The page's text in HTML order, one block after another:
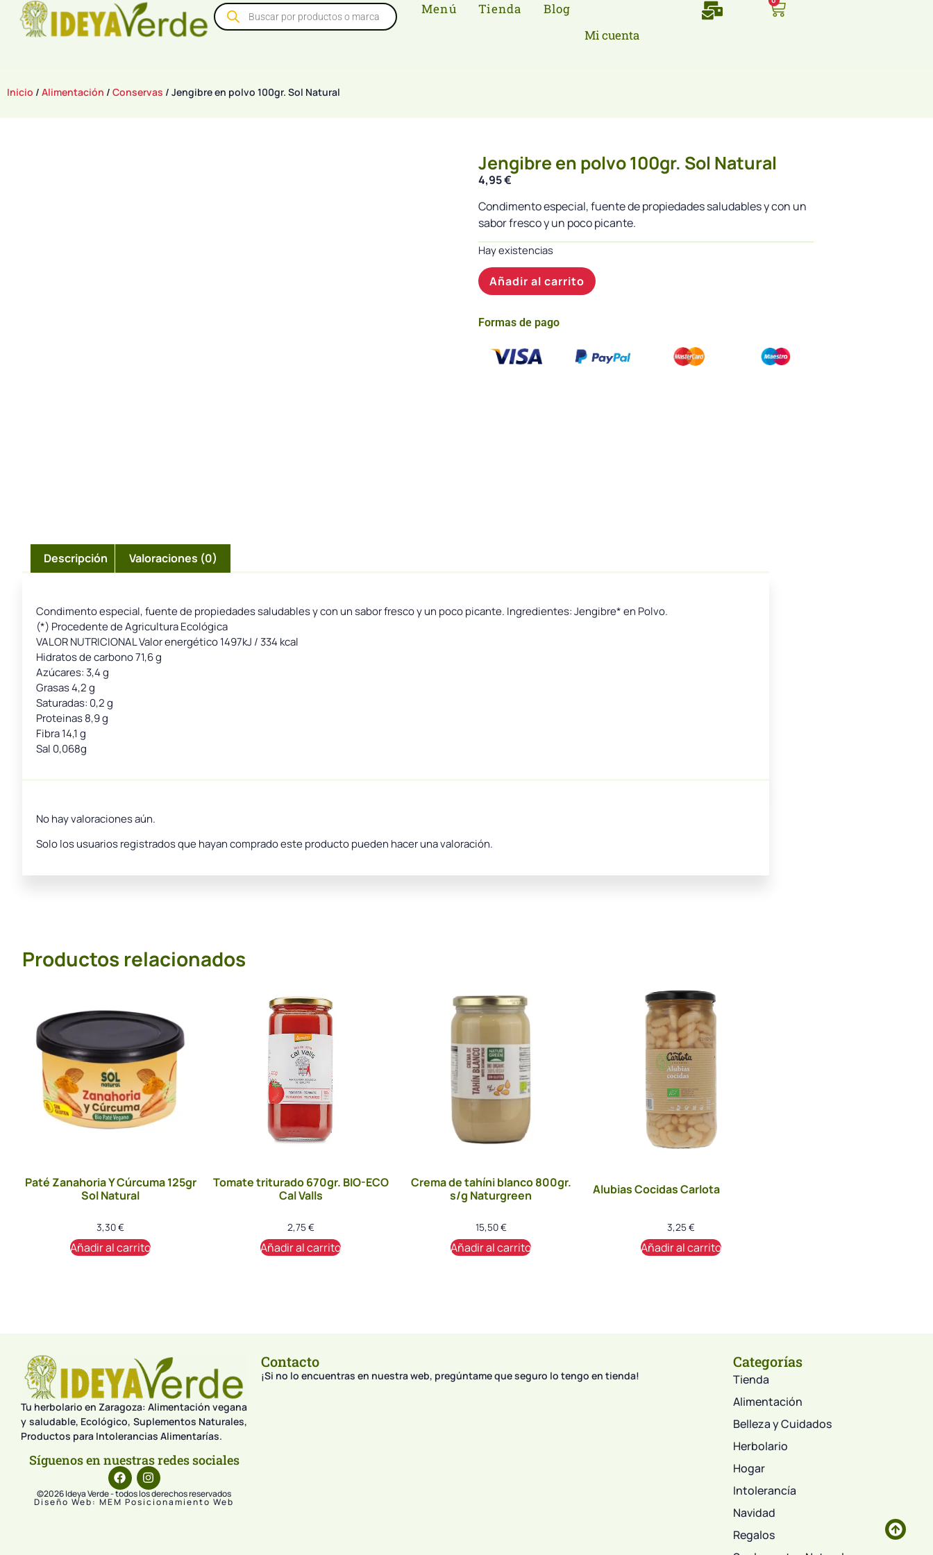
Menú Tienda
Blog
Mi cuenta
Inicio / Alimentación / Conservas / Jengibre en polvo 100gr. Sol Natural
Jengibre en polvo 100gr. Sol Natural
4,95€
Condimento especial, fuente de propiedades saludables y con un
sabor fresco y un poco picante.
Hay existencias
Añadir al carrito
Formas de pago
Descripción Valoraciones (0)
Condimento especial, fuente de propiedades saludables y con un sabor fresco y un poco picante. Ingredientes: Jengibre* en Polvo.
(*) Procedente de Agricultura Ecológica
VALOR NUTRICIONAL Valor energético 1497kJ / 334 kcal
Hidratos de carbono 71,6 g
Azúcares: 3,4 g
Grasas 4,2 g
Saturadas: 0,2 g
Proteinas 8,9 g
Fibra 14,1 g
Sal 0,068g
No hay valoraciones aún.
Solo los usuarios registrados que hayan comprado este producto pueden hacer una valoración.
Productos relacionados
Paté Zanahoria Y Cúrcuma 125gr
Sol Natural
3,30€
Añadir al carrito
Tomate triturado 670gr. BIO-ECO
Cal Valls
2,75€
Añadir al carrito
Crema de tahíni blanco 800gr.
s/g Naturgreen
15,50€
Añadir al carrito
Alubias Cocidas Carlota
3,25€
Añadir al carrito
Tu herbolario en Zaragoza: Alimentación vegana
y saludable, Ecológico, Suplementos Naturales,
Productos para Intolerancias Alimentarías.
Síguenos en nuestras redes sociales
©2026 Ideya Verde - todos los derechos reservados
Diseño Web: MEM Posicionamiento Web
Contacto
¡Si no lo encuentras en nuestra web, pregúntame que seguro lo tengo en tienda!
Categorías
Tienda
Alimentación
Belleza y Cuidados
Herbolario
Hogar
Intolerancía
Navidad
Regalos